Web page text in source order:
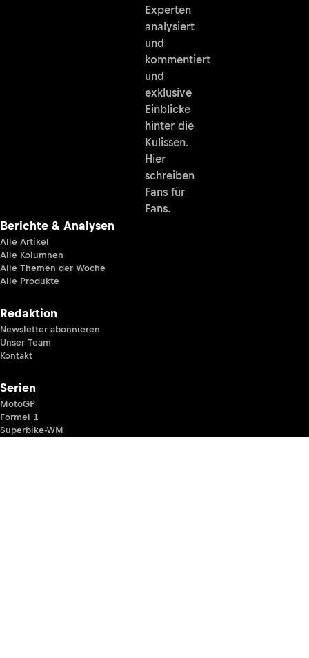
Experten
analysiert
und
kommentiert
und
exklusive
Einblicke
hinter die
Kulissen.
Hier
schreiben
Fans für
Fans.
Berichte & Analysen
Alle Artikel
Alle Kolumnen
Alle Themen der Woche
Alle Produkte
Redaktion
Newsletter abonnieren
Unser Team
Kontakt
Serien
MotoGP
Formel 1
Superbike-WM